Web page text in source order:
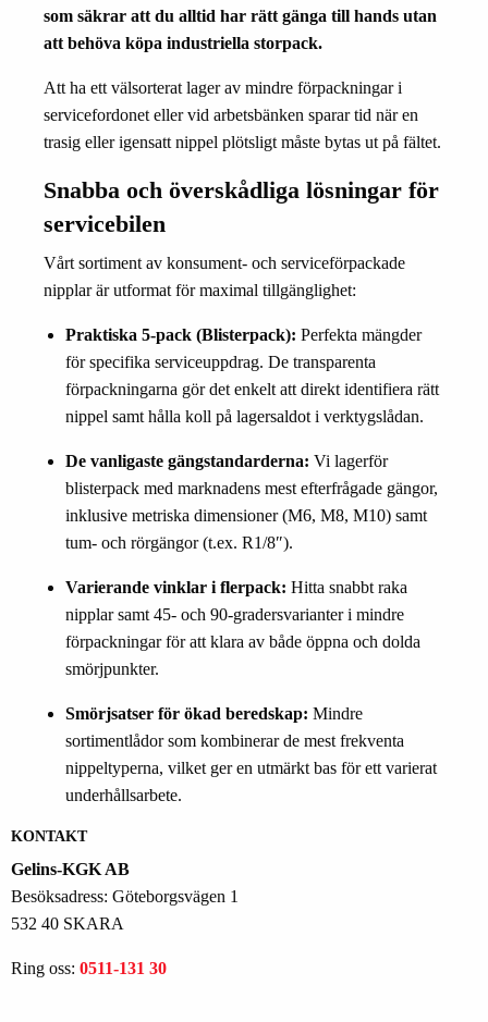
som säkrar att du alltid har rätt gänga till hands utan
att behöva köpa industriella storpack.
Att ha ett välsorterat lager av mindre förpackningar i
servicefordonet eller vid arbetsbänken sparar tid när en
trasig eller igensatt nippel plötsligt måste bytas ut på fältet.
Snabba och överskådliga lösningar för
servicebilen
Vårt sortiment av konsument- och serviceförpackade
nipplar är utformat för maximal tillgänglighet:
Praktiska 5-pack (Blisterpack): Perfekta mängder
för specifika serviceuppdrag. De transparenta
förpackningarna gör det enkelt att direkt identifiera rätt
nippel samt hålla koll på lagersaldot i verktygslådan.
De vanligaste gängstandarderna: Vi lagerför
blisterpack med marknadens mest efterfrågade gängor,
inklusive metriska dimensioner (M6, M8, M10) samt
tum- och rörgängor (t.ex. R1/8″).
Varierande vinklar i flerpack: Hitta snabbt raka
nipplar samt 45- och 90-gradersvarianter i mindre
förpackningar för att klara av både öppna och dolda
smörjpunkter.
Smörjsatser för ökad beredskap: Mindre
sortimentlådor som kombinerar de mest frekventa
nippeltyperna, vilket ger en utmärkt bas för ett varierat
underhållsarbete.
KONTAKT
Gelins-KGK AB
Besöksadress: Göteborgsvägen 1
532 40 SKARA
Ring oss: 0511-131 30